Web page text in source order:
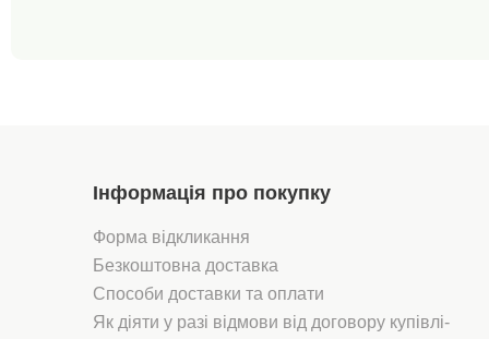
Інформація про покупку
Форма відкликання
Безкоштовна доставка
Способи доставки та оплати
Як діяти у разі відмови від договору купівлі-